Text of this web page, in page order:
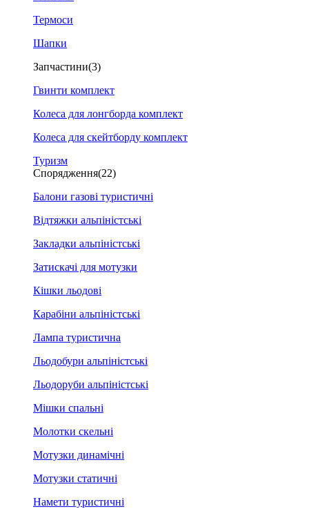
Термоси
Шапки
Запчастини(3)
Гвинти комплект
Колеса для лонгборда комплект
Колеса для скейтборду комплект
Туризм
Спорядження(22)
Балони газові туристичні
Відтяжки альпіністські
Закладки альпіністські
Затискачі для мотузки
Кішки льодові
Карабіни альпіністські
Лампа туристична
Льодобури альпіністські
Льодоруби альпіністські
Мішки спальні
Молотки скельні
Мотузки динамічні
Мотузки статичні
Намети туристичні